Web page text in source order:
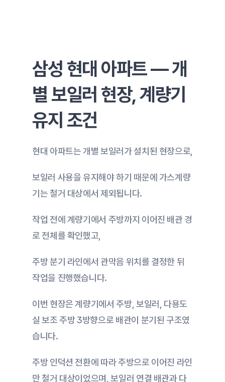
삼성 현대 아파트 — 개
별 보일러 현장, 계량기
유지 조건
현대 아파트는 개별 보일러가 설치된 현장으로,
보일러 사용을 유지해야 하기 때문에 가스계량
기는 철거 대상에서 제외됩니다.
작업 전에 계량기에서 주방까지 이어진 배관 경
로 전체를 확인했고,
주방 분기 라인에서 관막음 위치를 결정한 뒤
작업을 진행했습니다.
이번 현장은 계량기에서 주방, 보일러, 다용도
실 보조 주방 3방향으로 배관이 분기된 구조였
습니다.
주방 인덕션 전환에 따라 주방으로 이어진 라인
만 철거 대상이었으며, 보일러 연결 배관과 다